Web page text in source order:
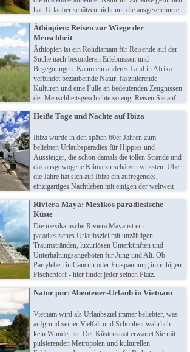
hat. Urlauber schätzen nicht nur die ausgezeichnete
Gastfreundschaft inmitten majestätischer
Bergkulissen.
Äthiopien: Reisen zur Wiege der
Menschheit
Äthiopien ist ein Rohdiamant für Reisende auf der
Suche nach besonderen Erlebnissen und
Begegnungen. Kaum ein anderes Land in Afrika
verbindet bezaubernde Natur, faszinierende
Kulturen und eine Fülle an bedeutenden Zeugnissen
der Menschheitsgeschichte so eng. Reisen Sie auf
auf dem größten Markt Afrikas oder bewundern Sie
Highlight das nächste!
Heiße Tage und Nächte auf Ibiza
Ibiza wurde in den späten 60er Jahren zum
beliebten Urlaubsparadies für Hippies und
Aussteiger, die schon damals die tollen Strände und
das ausgewogene Klima zu schätzen wussten. Über
die Jahre hat sich auf Ibiza ein aufregendes,
einzigartiges Nachtleben mit einigen der weltweit
Insel ist heute eine spannende Mischung für Jung
und Alt. Genießen Sie Party, Strand und Meer!
Riviera Maya: Mexikos paradiesische
Küste
Die mexikanische Riviera Maya ist ein
paradiesisches Urlaubsziel mit unzähligen
Traumstränden, luxuriösen Unterkünften und
Unterhaltungsangeboten für Jung und Alt. Ob
Partyleben in Cancun oder Entspannung im ruhigen
Fischerdorf - hier findet jeder seinen Platz.
vielen uralten Maya-Ruinen.
Natur pur: Abenteuer-Urlaub in Vietnam
Vietnam wird als Urlaubsziel immer beliebter, was
aufgrund seiner Vielfalt und Schönheit wahrlich
kein Wunder ist. Der Küstenstaat erwartet Sie mit
pulsierenden Metropolen und kulturellen